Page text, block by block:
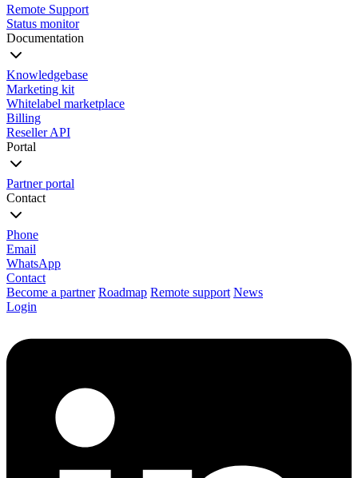
Remote Support
Status monitor
Documentation
Knowledgebase
Marketing kit
Whitelabel marketplace
Billing
Reseller API
Portal
Partner portal
Contact
Phone
Email
WhatsApp
Contact
Become a partner Roadmap Remote support News
Login